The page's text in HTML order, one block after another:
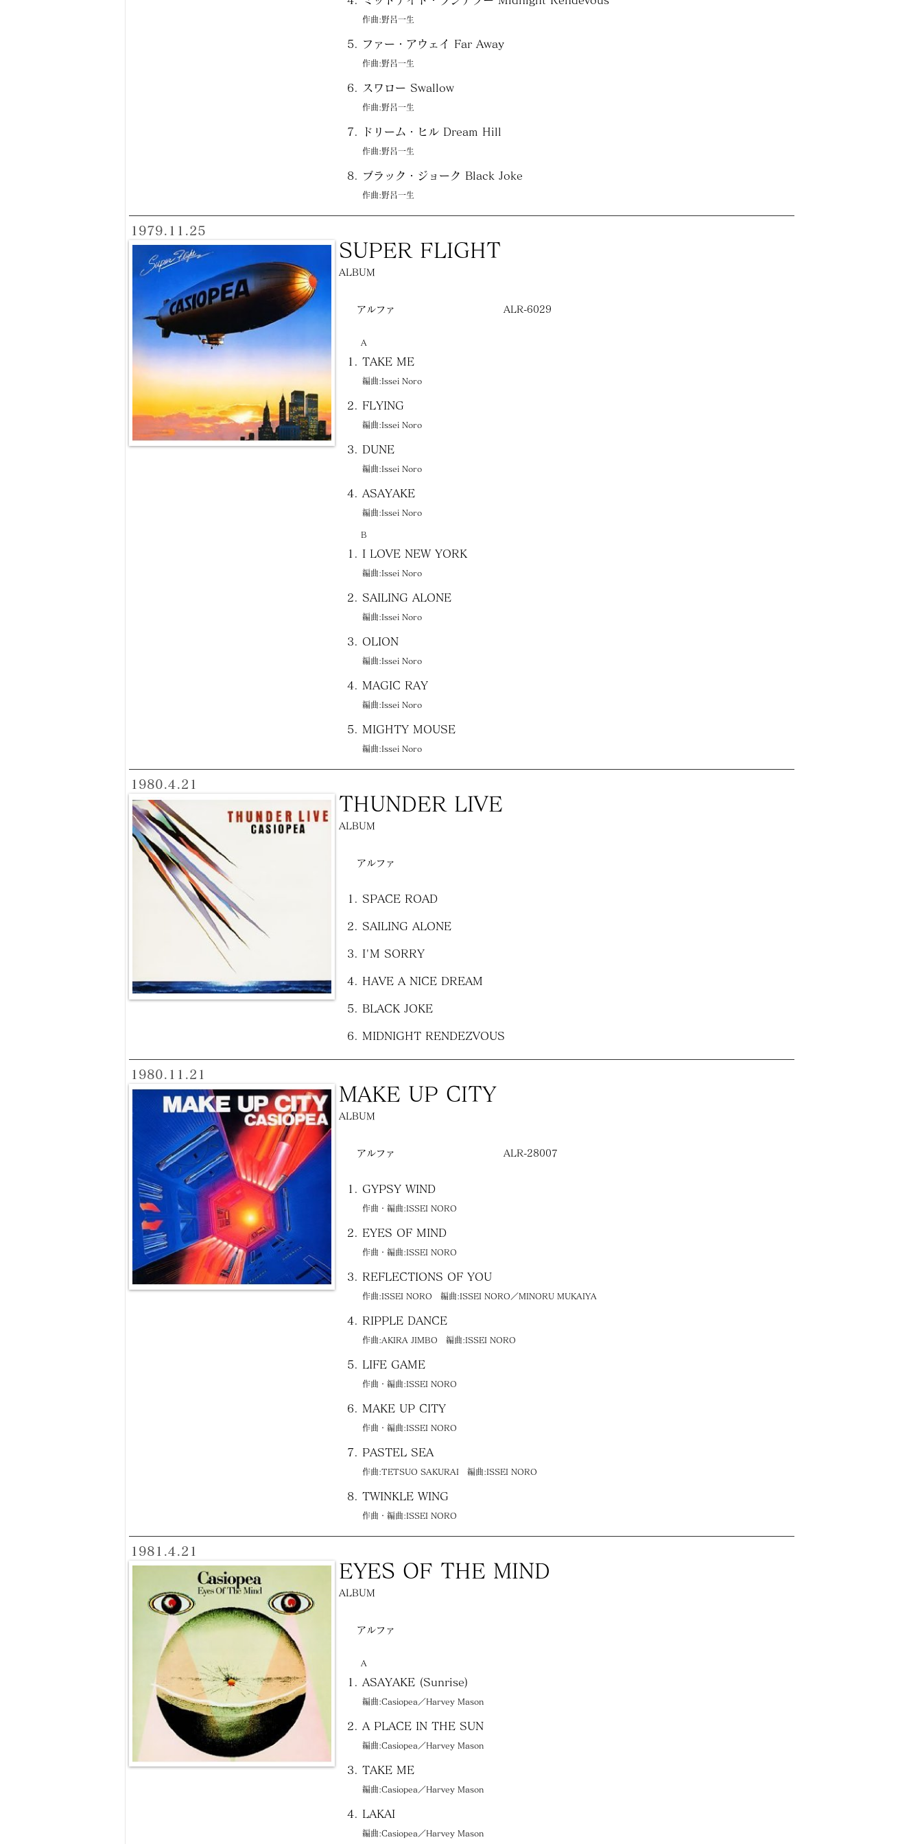
作曲:野呂一生
ファー・アウェイ Far Away
作曲:野呂一生
スワロー Swallow
作曲:野呂一生
ドリーム・ヒル Dream Hill
作曲:野呂一生
ブラック・ジョーク Black Joke
作曲:野呂一生
1979.11.25
SUPER FLIGHT
ALBUM
アルファ ALR-6029
A
TAKE ME
編曲:Issei Noro
FLYING
編曲:Issei Noro
DUNE
編曲:Issei Noro
ASAYAKE
編曲:Issei Noro
B
I LOVE NEW YORK
編曲:Issei Noro
SAILING ALONE
編曲:Issei Noro
OLION
編曲:Issei Noro
MAGIC RAY
編曲:Issei Noro
MIGHTY MOUSE
編曲:Issei Noro
1980.4.21
THUNDER LIVE
ALBUM
アルファ
SPACE ROAD
SAILING ALONE
I'M SORRY
HAVE A NICE DREAM
BLACK JOKE
MIDNIGHT RENDEZVOUS
1980.11.21
MAKE UP CITY
ALBUM
アルファ ALR-28007
GYPSY WIND
作曲・編曲:ISSEI NORO
EYES OF MIND
作曲・編曲:ISSEI NORO
REFLECTIONS OF YOU
作曲:ISSEI NORO 編曲:ISSEI NORO／MINORU MUKAIYA
RIPPLE DANCE
作曲:AKIRA JIMBO 編曲:ISSEI NORO
LIFE GAME
作曲・編曲:ISSEI NORO
MAKE UP CITY
作曲・編曲:ISSEI NORO
PASTEL SEA
作曲:TETSUO SAKURAI 編曲:ISSEI NORO
TWINKLE WING
作曲・編曲:ISSEI NORO
1981.4.21
EYES OF THE MIND
ALBUM
アルファ
A
ASAYAKE (Sunrise)
編曲:Casiopea／Harvey Mason
A PLACE IN THE SUN
編曲:Casiopea／Harvey Mason
TAKE ME
編曲:Casiopea／Harvey Mason
LAKAI
編曲:Casiopea／Harvey Mason